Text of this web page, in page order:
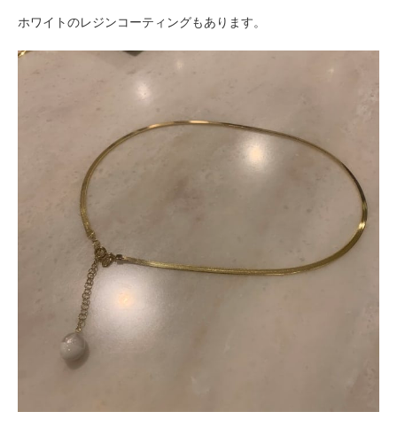
ホワイトのレジンコーティングもあります。